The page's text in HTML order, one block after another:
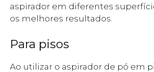
aspirador em diferentes
os melhores resultados.
Para pisos
Ao utilizar o aspirador de pó em